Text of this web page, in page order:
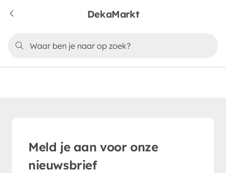
DekaMarkt
Meld je aan voor onze
nieuwsbrief